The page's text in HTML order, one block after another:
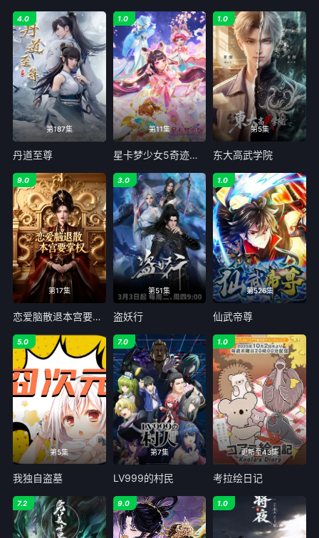
第31集 第32集
第33集 第34集
第35集 第36集
第37集 第38集
第40集
第41集 第42集
第43集 第44集
第45集 第46集
第47集 第48集
第49集 第50集
第51集 第52集
第53集 第54集
第55集 第56集
第57集 第58集
第60集
第61集
第187集
4.0
丹道至尊
第11集
1.0
星卡梦少女5奇迹绽放
第5集
1.0
东大高武学院
第17集
9.0
恋爱脑散退本宫要掌权
第51集
3.0
盗妖行
第526集
1.0
仙武帝尊
第5集
5.0
我独自盗墓
第7集
7.0
LV999的村民
更新至43集
1.0
考拉绘日记
7.2 9.0 1.0